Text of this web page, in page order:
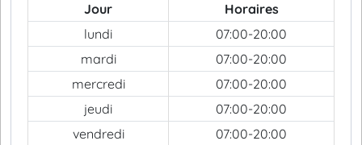
Jour
Horaires
lundi
07:00-20:00
mardi
07:00-20:00
mercredi
07:00-20:00
jeudi
07:00-20:00
vendredi
07:00-20:00